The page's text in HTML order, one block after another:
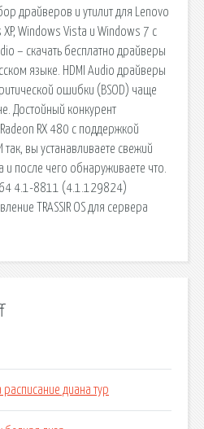
драйверов и утилит для Lenovo
Windows Vista и Windows 7 с
– скачать бесплатно драйверы
языке. HDMI Audio драйверы
ошибки (BSOD) чаще
Достойный конкурент
RX 480 с поддержкой
вы устанавливаете свежий
после чего обнаруживаете что.
64 4.1-8811 (4.1.129824)
TRASSIR OS для сервера
диана тур